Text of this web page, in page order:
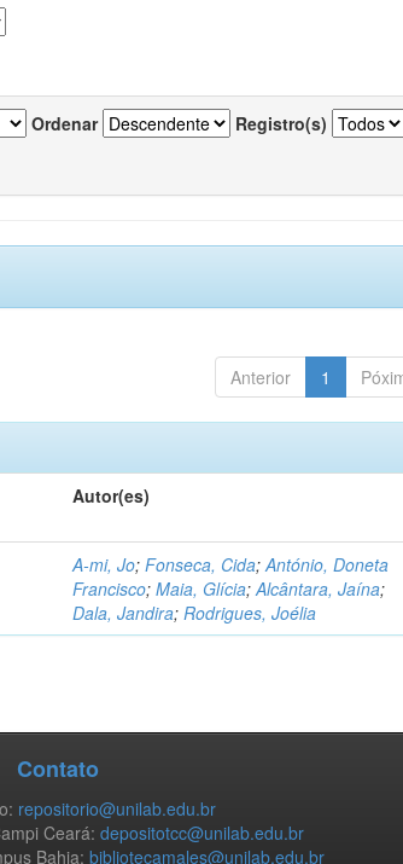
Ordenar Registro(s)
Anterior 1
Autor(es)
A-mi, Jo;Fonseca, Cida;António, Doneta
Francisco;Maia, Glícia;Alcântara, Jaína;
Dala, Jandira;Rodrigues, Joélia
Contato
repositorio@unilab.edu.br
Ceará: depositotcc@unilab.edu.br
Bahia: bibliotecamales@unilab.edu.br